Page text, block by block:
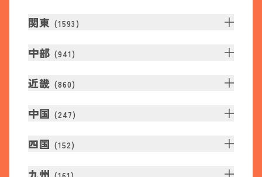
関東 (1593 )
中部 (941 )
近畿 (860)
中国 (247)
四国 (152)